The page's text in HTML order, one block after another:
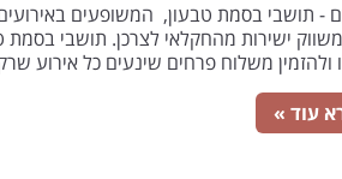
- תושבי בסמת טבעון, המשופעים
ישירות מהחקלאי לצרכן. תושבי
ולהזמין משלוח פרחים שינעים כל אירוע
עוד »